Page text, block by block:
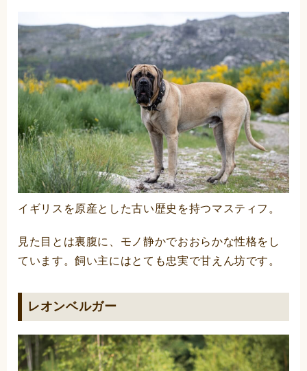
イギリスを原産とした古い歴史を持つマスティフ。
見た目とは裏腹に、モノ静かでおおらかな性格をし
ています。飼い主にはとても忠実で甘えん坊です。
レオンベルガー